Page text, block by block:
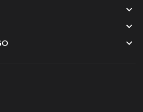
keyboard_arrow_down
keyboard_arrow_down
keyboard_arrow_down